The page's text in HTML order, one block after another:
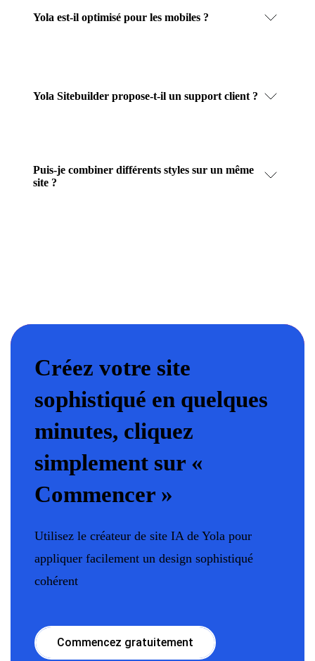
Yola est-il optimisé pour les mobiles ?
Yola Sitebuilder propose-t-il un support client ?
Puis-je combiner différents styles sur un même
site ?
Créez votre site
sophistiqué en quelques
minutes, cliquez
simplement sur «
Commencer »
Utilisez le créateur de site IA de Yola pour
appliquer facilement un design sophistiqué
cohérent
Commencez gratuitement